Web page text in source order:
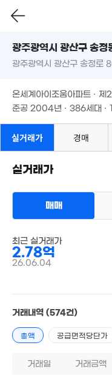
1.6억
'20. 12
6,300만
'20. 09
필터 매물 탐색
광주시 광산구 송정동
준공 2004년 · 386세대 · 15F/
광주광역시 광산구 송
광주광역시 광산구 송정로
온세계아이조움아파트 · 제
준공 2004년 · 386세대 ·
실거래가 경매
실거래가
매매
최근 실거래가
2.78억
26.06.04
거래내역 (574건)
총액 공급면적당단가
거래일 거래금액